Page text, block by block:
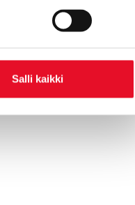
Salli kaikki